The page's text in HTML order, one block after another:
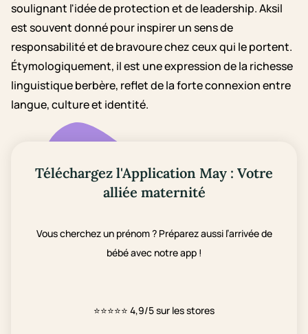
soulignant l'idée de protection et de leadership. Aksil
est souvent donné pour inspirer un sens de
responsabilité et de bravoure chez ceux qui le portent.
Étymologiquement, il est une expression de la richesse
linguistique berbère, reflet de la forte connexion entre
langue, culture et identité.
Téléchargez l'Application May : Votre
alliée maternité
Vous cherchez un prénom ? Préparez aussi l’arrivée de
bébé avec notre app !
⭐⭐⭐⭐⭐ 4,9/5 sur les stores